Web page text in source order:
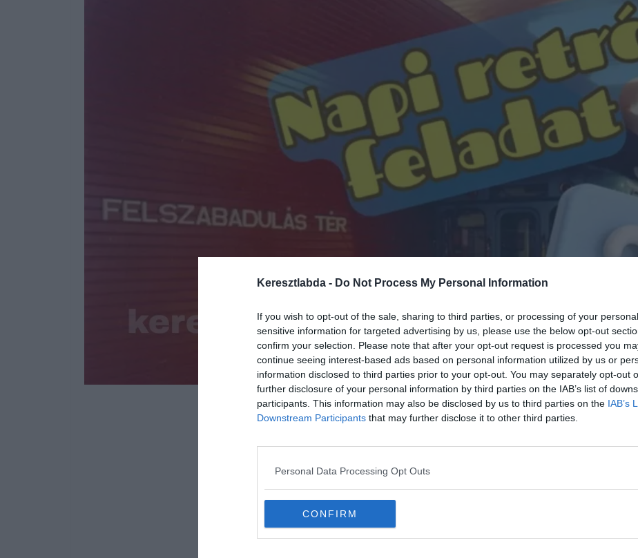
Keresztlabda - Do Not Process My Personal Information
If you wish to opt-out of the sale, sharing to third parties, or processing of your
sensitive information for targeted advertising by us, please use the below opt-out
confirm your selection. Please note that after your opt-out request is processed you
continue seeing interest-based ads based on personal information utilized by us or
information disclosed to third parties prior to your opt-out. You may separately opt-out
further disclosure of your personal information by third parties on the IAB’s list of
participants. This information may also be disclosed by us to third parties on the IAB’s
Downstream Participants that may further disclose it to other third parties.
Personal Data Processing Opt Outs
CONFIRM
Hirdetés